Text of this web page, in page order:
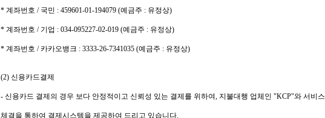
* 계좌번호 / 국민 : 459601-01-194079 (예금주 : 유정상)
* 계좌번호 / 기업 : 034-095227-02-019 (예금주 : 유정상)
* 계좌번호 / 카카오뱅크 : 3333-26-7341035 (예금주 : 유정상)
(2) 신용카드결제
- 신용카드 결제의 경우 보다 안정적이고 신뢰성 있는 결제를 위하여, 지불대행 업체인 "KCP"와 서비스
체결을 통하여 결제시스템을 제공하여 드리고 있습니다.